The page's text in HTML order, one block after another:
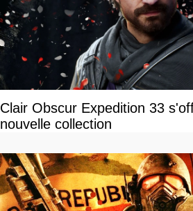
Clair Obscur Expedition 33
nouvelle collection